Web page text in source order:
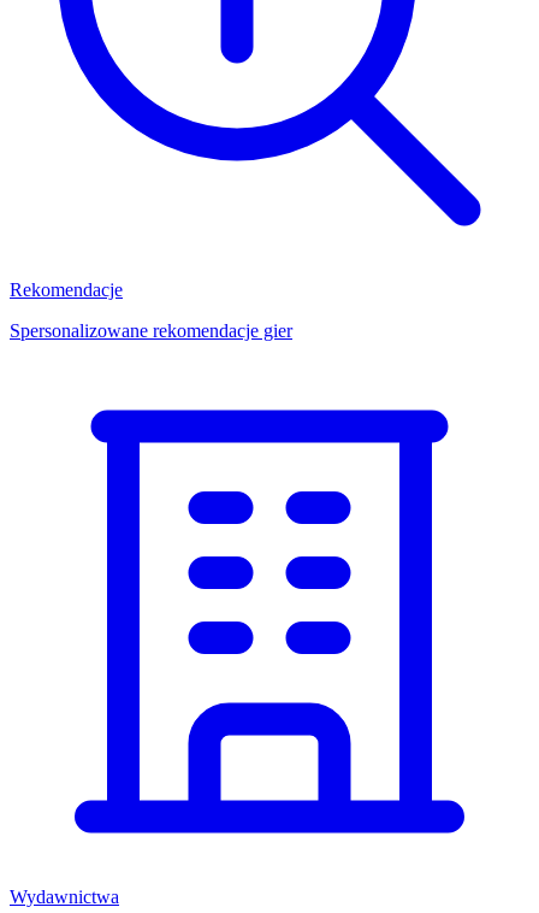
Rekomendacje
Spersonalizowane rekomendacje gier
Wydawnictwa